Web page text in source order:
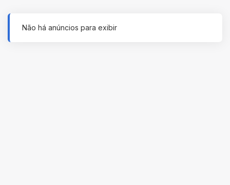
Não há anúncios para exibir